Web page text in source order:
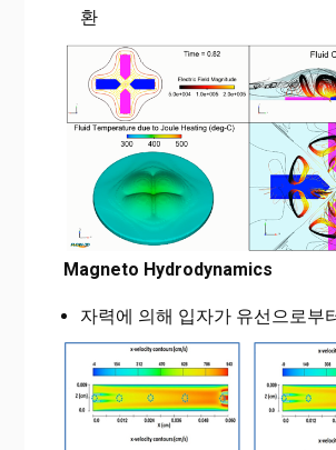
환
Magneto Hydrodynamics
자력에 의해 입자가 유선으로부